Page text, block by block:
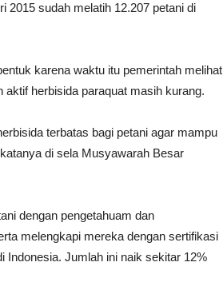
2015 sudah melatih 12.207 petani di
karena waktu itu pemerintah melihat
aktif herbisida paraquat masih kurang.
terbatas bagi petani agar mampu
di sela Musyawarah Besar
dengan pengetahuam dan
melengkapi mereka dengan sertifikasi
Indonesia. Jumlah ini naik sekitar 12%